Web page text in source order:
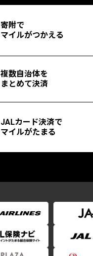
寄附で
マイルがつかえる
複数自治体を
まとめて決済
JALカード決済で
マイルがたまる